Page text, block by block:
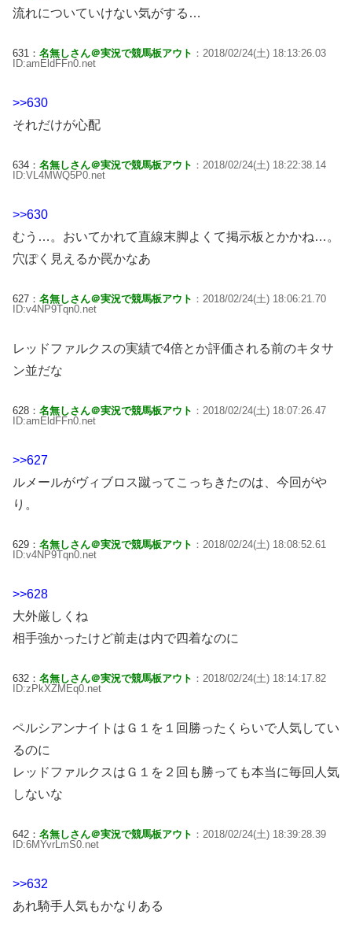
流れについていけない気がする…
631： 名無しさん＠実況で競馬板アウト ：2018/02/24(土) 18:13:26.03
ID:amEldFFn0.net
>>630
それだけが心配
634： 名無しさん＠実況で競馬板アウト ：2018/02/24(土) 18:22:38.14
ID:VL4MWQ5P0.net
>>630
むう…。おいてかれて直線末脚よくて掲示板とかかね…。
穴ぽく見えるか罠かなあ
627： 名無しさん＠実況で競馬板アウト ：2018/02/24(土) 18:06:21.70
ID:v4NP9Tqn0.net
レッドファルクスの実績で4倍とか評価される前のキタサ
ン並だな
628： 名無しさん＠実況で競馬板アウト ：2018/02/24(土) 18:07:26.47
ID:amEldFFn0.net
>>627
ルメールがヴィブロス蹴ってこっちきたのは、今回がや
り。
629： 名無しさん＠実況で競馬板アウト ：2018/02/24(土) 18:08:52.61
ID:v4NP9Tqn0.net
>>628
大外厳しくね
相手強かったけど前走は内で四着なのに
632： 名無しさん＠実況で競馬板アウト ：2018/02/24(土) 18:14:17.82
ID:zPkXZMEq0.net
ペルシアンナイトはＧ１を１回勝ったくらいで人気してい
るのに
レッドファルクスはＧ１を２回も勝っても本当に毎回人気
しないな
642： 名無しさん＠実況で競馬板アウト ：2018/02/24(土) 18:39:28.39
ID:6MYvrLmS0.net
>>632
あれ騎手人気もかなりある